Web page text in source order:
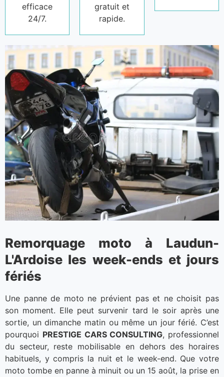
efficace
24/7.
gratuit et
rapide.
Remorquage moto à Laudun-
L'Ardoise les week-ends et jours
fériés
Une panne de moto ne prévient pas et ne choisit pas
son moment. Elle peut survenir tard le soir après une
sortie, un dimanche matin ou même un jour férié. C’est
pourquoi PRESTIGE CARS CONSULTING, professionnel
du secteur, reste mobilisable en dehors des horaires
habituels, y compris la nuit et le week-end. Que votre
moto tombe en panne à minuit ou un 15 août, la prise en